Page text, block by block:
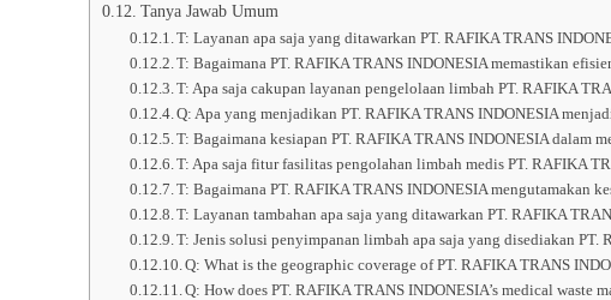
Tanya Jawab Umum
T: Layanan apa saja yang ditawarkan PT. RAFIKA TRANS
T: Bagaimana PT. RAFIKA TRANS INDONESIA memastikan
T: Apa saja cakupan layanan pengelolaan limbah PT. RAFIKA
Q: Apa yang menjadikan PT. RAFIKA TRANS INDONESIA
T: Bagaimana kesiapan PT. RAFIKA TRANS INDONESIA dalam
T: Apa saja fitur fasilitas pengolahan limbah medis PT. RAFIKA
T: Bagaimana PT. RAFIKA TRANS INDONESIA mengutamakan
T: Layanan tambahan apa saja yang ditawarkan PT. RAFIKA
T: Jenis solusi penyimpanan limbah apa saja yang disediakan
Q: What is the geographic coverage of PT. RAFIKA TRANS
Q: How does PT. RAFIKA TRANS INDONESIA’s medical waste